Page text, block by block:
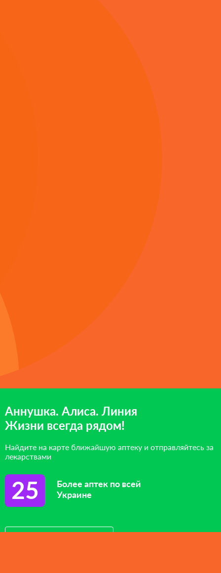
Аннушка. Алиса. Линия
Жизни всегда рядом!
Найдите на карте ближайшую аптеку и отправляйтесь за
лекарствами
25
Более аптек по всей
Украине